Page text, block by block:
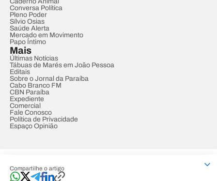
Compartilhe o artigo
Conversa Política
Pleno Poder
Sílvio Osias
Saúde Alerta
Mercado em Movimento
Papo Íntimo
Mais
Últimas Notícias
Tábuas de Marés em João Pessoa
Editais
Sobre o Jornal da Paraíba
Cabo Branco FM
CBN Paraíba
Expediente
Comercial
Fale Conosco
Política de Privacidade
Espaço Opinião
Developed by Designed by